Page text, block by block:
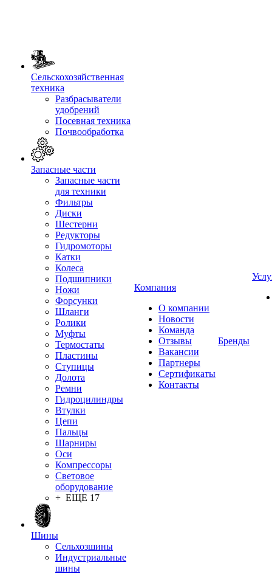
Сельскохозяйственная
техника
Разбрасыватели
удобрений
Посевная техника
Почвообработка
Запасные части
Запасные части
для техники
Фильтры
Диски
Шестерни
Редукторы
Гидромоторы
Катки
Колеса
Подшипники
Ножи
Форсунки
Шланги
Ролики
Муфты
Термостаты
Пластины
Ступицы
Долота
Ремни
Гидроцилиндры
Втулки
Цепи
Пальцы
Шарниры
Оси
Компрессоры
Световое
оборудование
+ ЕЩЕ 17
Шины
Сельхозшины
Индустриальные
шины
Компания
О компании
Новости
Команда
Отзывы
Вакансии
Партнеры
Сертификаты
Контакты
Бренды